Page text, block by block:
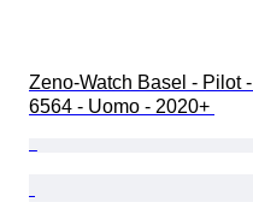
Zeno-Watch Basel - Pilot -
6564 - Uomo - 2020+